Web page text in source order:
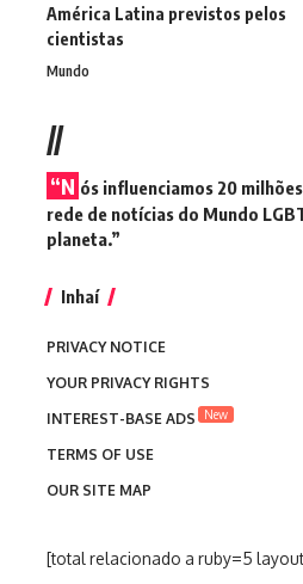
América Latina previstos pelos
cientistas
Mundo
//
“N ós influenciamos 20
rede de notícias do Mundo
planeta.”
Inhaí
PRIVACY NOTICE
YOUR PRIVACY RIGHTS
INTEREST-BASE ADS
New
TERMS OF USE
OUR SITE MAP
[total relacionado a ruby=5